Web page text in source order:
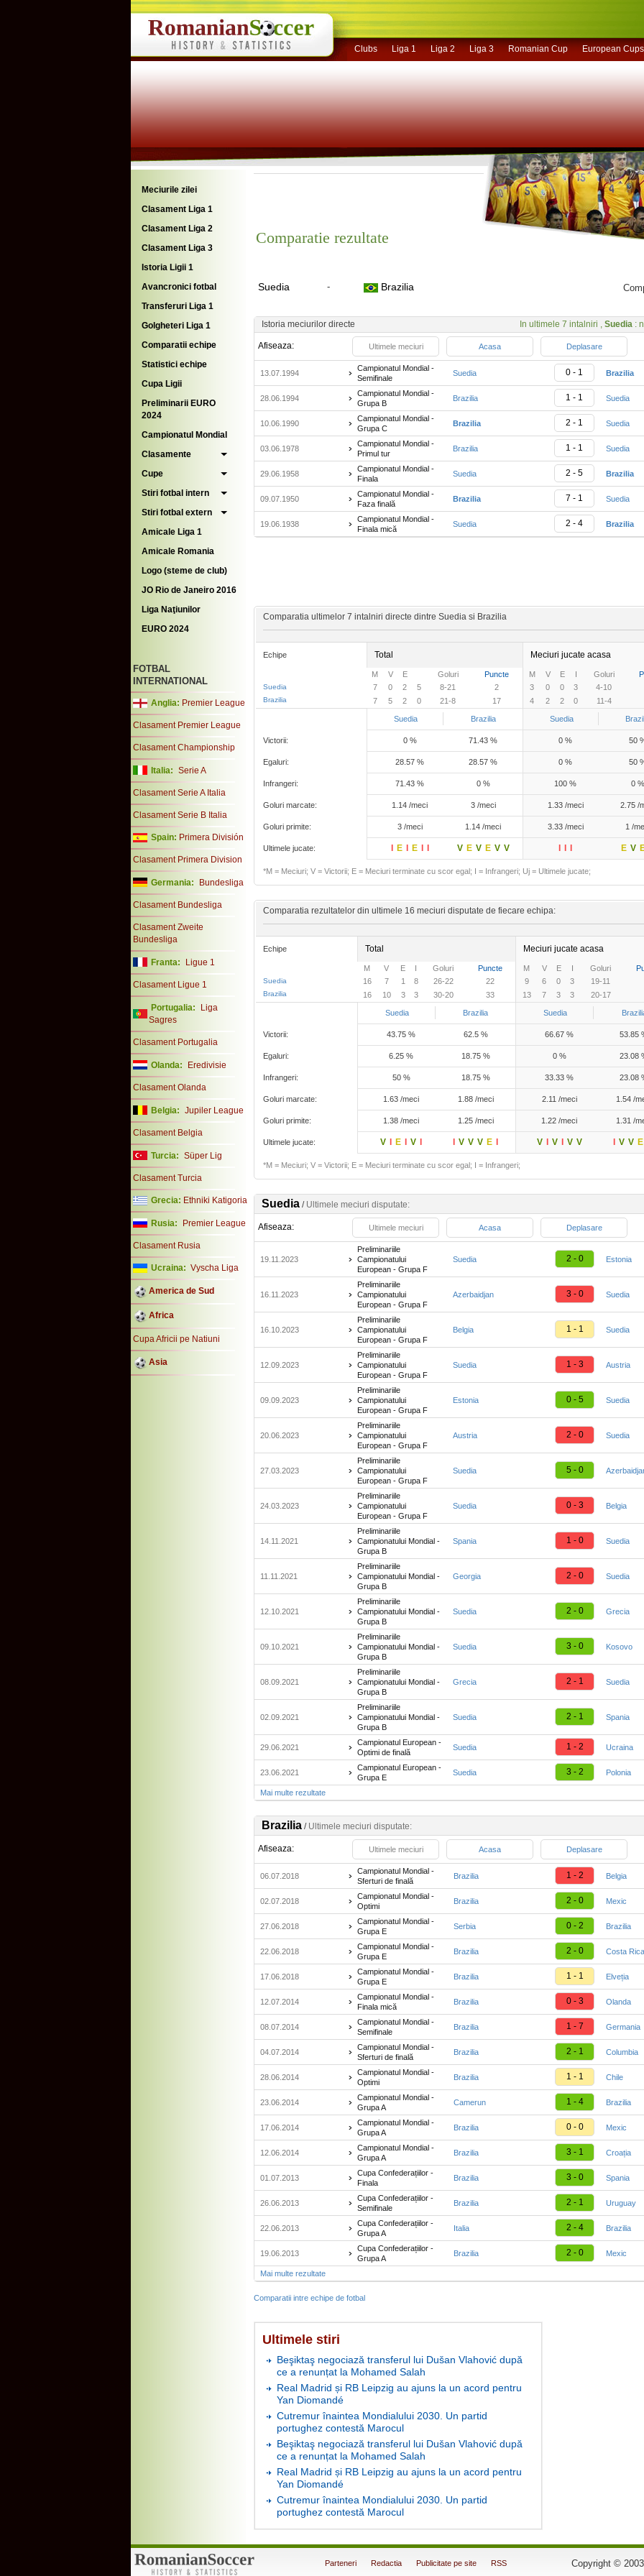
Clubs Liga 1 Liga 2 Liga 3 Romanian Cup European Cups
Meciurile zilei
Clasament Liga 1
Clasament Liga 2
Clasament Liga 3
Istoria Ligii 1
Avancronici fotbal
Transferuri Liga 1
Golgheteri Liga 1
Comparatii echipe
Statistici echipe
Cupa Ligii
Preliminarii EURO
2024
Campionatul Mondial
Clasamente
Cupe
Stiri fotbal intern
Stiri fotbal extern
Amicale Liga 1
Amicale Romania
Logo (steme de club)
JO Rio de Janeiro 2016
Liga Naţiunilor
EURO 2024
FOTBAL
INTERNATIONAL
Anglia: Premier League
Clasament Premier League
Clasament Championship
Italia: Serie A
Clasament Serie A Italia
Clasament Serie B Italia
Spain: Primera División
Clasament Primera Division
Germania: Bundesliga
Clasament Bundesliga
Clasament Zweite
Bundesliga
Franta: Ligue 1
Clasament Ligue 1
Portugalia:
Liga
Sagres
Clasament Portugalia
Olanda: Eredivisie
Clasament Olanda
Belgia: Jupiler League
Clasament Belgia
Turcia: Süper Lig
Clasament Turcia
Grecia: Ethniki Katigoria
Rusia: Premier League
Clasament Rusia
Ucraina: Vyscha Liga
America de Sud
Africa
Cupa Africii pe Natiuni
Asia
Comparatie rezultate
Suedia - Brazilia
Istoria meciurilor directe In ultimele 7 intalniri , Suedia :
Afiseaza: Ultimele meciuri Acasa Deplasare
13.07.1994
Campionatul Mondial -
Semifinale
Suedia 0 - 1 Brazilia
28.06.1994
Campionatul Mondial -
Grupa B
Brazilia 1 - 1 Suedia
10.06.1990
Campionatul Mondial -
Grupa C
Brazilia 2 - 1 Suedia
03.06.1978
Campionatul Mondial -
Primul tur
Brazilia 1 - 1 Suedia
29.06.1958
Campionatul Mondial -
Finala
Suedia 2 - 5 Brazilia
09.07.1950
Campionatul Mondial -
Faza finală
Brazilia 7 - 1 Suedia
19.06.1938
Campionatul Mondial -
Finala mică
Suedia 2 - 4 Brazilia
Comparatia ultimelor 7 intalniri directe dintre Suedia si Brazilia
Echipe Total Meciuri jucate acasa
M V E Goluri Puncte M V E I Goluri
Suedia 7 0 2 5 8-21 2 3 0 0 3 4-10
Brazilia 7 5 2 0 21-8 17 4 2 2 0 11-4
Suedia Brazilia Suedia
Victorii: 0 % 71.43 % 0 % 50
Egaluri: 28.57 % 28.57 % 0 % 50
Infrangeri: 71.43 % 0 % 100 % 0 %
Goluri marcate: 1.14 /meci 3 /meci 1.33 /meci 2.75 /
Goluri primite: 3 /meci 1.14 /meci 3.33 /meci 1 /
Ultimele jucate: E E V E V E V V E V
*M = Meciuri; V = Victorii; E = Meciuri terminate cu scor egal; I = Infrangeri; Uj = Ultimele jucate;
Comparatia rezultatelor din ultimele 16 meciuri disputate de fiecare echipa:
Echipe Total Meciuri jucate acasa
M V E I Goluri Puncte M V E I Goluri
Suedia 16 7 1 8 26-22 22 9 6 0 3 19-11
Brazilia 16 10 3 3 30-20 33 13 7 3 3 20-17
Suedia Brazilia Suedia
Victorii: 43.75 % 62.5 % 66.67 % 53.85
Egaluri: 6.25 % 18.75 % 0 % 23.08
Infrangeri: 50 % 18.75 % 33.33 % 23.08
Goluri marcate: 1.63 /meci 1.88 /meci 2.11 /meci 1.54 /
Goluri primite: 1.38 /meci 1.25 /meci 1.22 /meci 1.31 /
Ultimele jucate: V E V V V V E V V V V V V E
*M = Meciuri; V = Victorii; E = Meciuri terminate cu scor egal; I = Infrangeri;
Suedia / Ultimele meciuri disputate:
Afiseaza: Ultimele meciuri Acasa Deplasare
19.11.2023
Preliminariile
Campionatului
European - Grupa F
Suedia 2 - 0 Estonia
16.11.2023
Preliminariile
Campionatului
European - Grupa F
Azerbaidjan 3 - 0 Suedia
16.10.2023
Preliminariile
Campionatului
European - Grupa F
Belgia 1 - 1 Suedia
12.09.2023
Preliminariile
Campionatului
European - Grupa F
Suedia 1 - 3 Austria
09.09.2023
Preliminariile
Campionatului
European - Grupa F
Estonia 0 - 5 Suedia
20.06.2023
Preliminariile
Campionatului
European - Grupa F
Austria 2 - 0 Suedia
27.03.2023
Preliminariile
Campionatului
European - Grupa F
Suedia 5 - 0
24.03.2023
Preliminariile
Campionatului
European - Grupa F
Suedia 0 - 3 Belgia
14.11.2021
Preliminariile
Campionatului Mondial -
Grupa B
Spania 1 - 0 Suedia
11.11.2021
Preliminariile
Campionatului Mondial -
Grupa B
Georgia 2 - 0 Suedia
12.10.2021
Preliminariile
Campionatului Mondial -
Grupa B
Suedia 2 - 0 Grecia
09.10.2021
Preliminariile
Campionatului Mondial -
Grupa B
Suedia 3 - 0 Kosovo
08.09.2021
Preliminariile
Campionatului Mondial -
Grupa B
Grecia 2 - 1 Suedia
02.09.2021
Preliminariile
Campionatului Mondial -
Grupa B
Suedia 2 - 1 Spania
29.06.2021
Campionatul European -
Optimi de finală
Suedia 1 - 2 Ucraina
23.06.2021
Campionatul European -
Grupa E
Suedia 3 - 2 Polonia
Mai multe rezultate
Brazilia / Ultimele meciuri disputate:
Afiseaza: Ultimele meciuri Acasa Deplasare
06.07.2018
Campionatul Mondial -
Sferturi de finală
Brazilia 1 - 2 Belgia
02.07.2018
Campionatul Mondial -
Optimi
Brazilia 2 - 0 Mexic
27.06.2018
Campionatul Mondial -
Grupa E
Serbia 0 - 2 Brazilia
22.06.2018
Campionatul Mondial -
Grupa E
Brazilia 2 - 0 Costa Rica
17.06.2018
Campionatul Mondial -
Grupa E
Brazilia 1 - 1 Elveția
12.07.2014
Campionatul Mondial -
Finala mică
Brazilia 0 - 3 Olanda
08.07.2014
Campionatul Mondial -
Semifinale
Brazilia 1 - 7 Germania
04.07.2014
Campionatul Mondial -
Sferturi de finală
Brazilia 2 - 1 Columbia
28.06.2014
Campionatul Mondial -
Optimi
Brazilia 1 - 1 Chile
23.06.2014
Campionatul Mondial -
Grupa A
Camerun 1 - 4 Brazilia
17.06.2014
Campionatul Mondial -
Grupa A
Brazilia 0 - 0 Mexic
12.06.2014
Campionatul Mondial -
Grupa A
Brazilia 3 - 1 Croația
01.07.2013
Cupa Confederațiilor -
Finala
Brazilia 3 - 0 Spania
26.06.2013
Cupa Confederațiilor -
Semifinale
Brazilia 2 - 1 Uruguay
22.06.2013
Cupa Confederațiilor -
Grupa A
Italia 2 - 4 Brazilia
19.06.2013
Cupa Confederațiilor -
Grupa A
Brazilia 2 - 0 Mexic
Mai multe rezultate
Comparatii intre echipe de fotbal
Ultimele stiri
Beşiktaş negociază transferul lui Dušan Vlahović după
ce a renunțat la Mohamed Salah
Real Madrid și RB Leipzig au ajuns la un acord pentru
Yan Diomandé
Cutremur înaintea Mondialului 2030. Un partid
portughez contestă Marocul
Beşiktaş negociază transferul lui Dušan Vlahović după
ce a renunțat la Mohamed Salah
Real Madrid și RB Leipzig au ajuns la un acord pentru
Yan Diomandé
Cutremur înaintea Mondialului 2030. Un partid
portughez contestă Marocul
Parteneri Redactia Publicitate pe site RSS Copyright ©